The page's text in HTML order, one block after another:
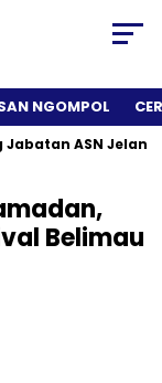
NGOMPOL
ASN Jelang
Belimau